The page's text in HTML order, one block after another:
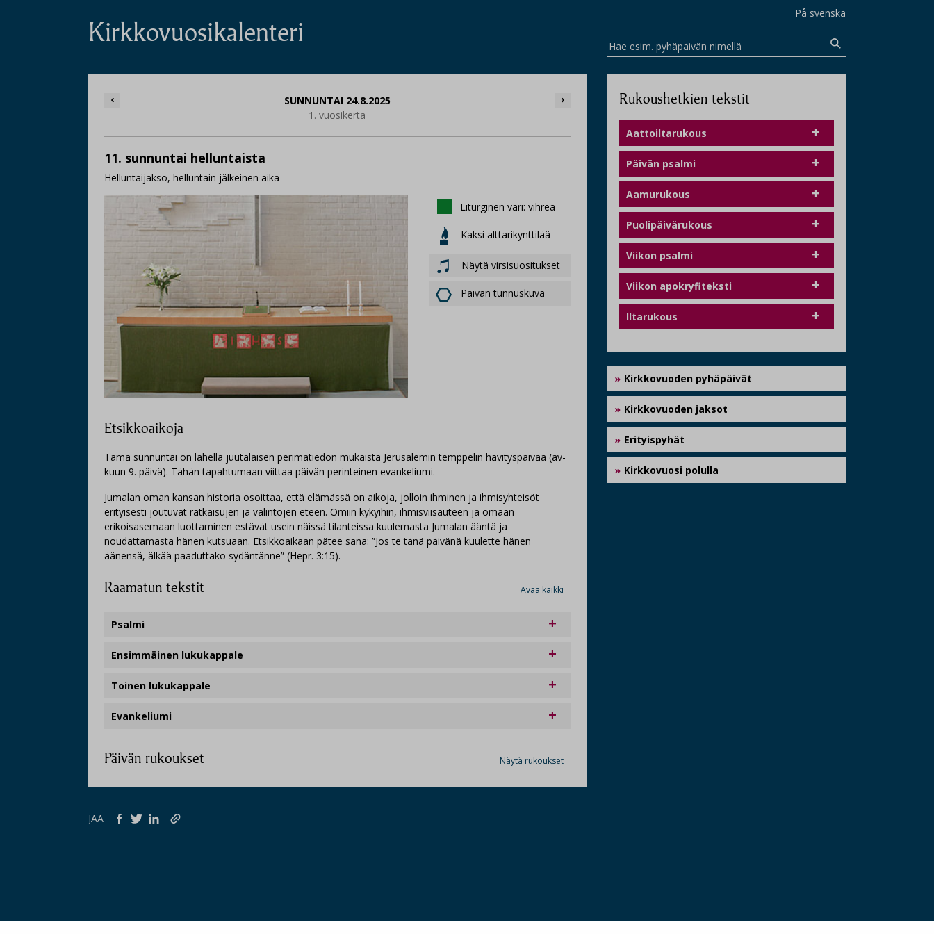
På svenska
Hae esim. pyhäpäivän nimellä
Kirkkovuosikalenteri
‹ SUNNUNTAI 24.8.2025
›
1. vuosikerta
11. sunnuntai helluntaista
Helluntaijakso, helluntain jälkeinen aika
Liturginen väri: vihreä
Kaksi alttarikynttilää
Näytä virsisuositukset
Päivän tunnuskuva
Etsikkoaikoja
Tämä sunnuntai on lähellä juutalaisen perimätiedon mukaista Jerusalemin temppelin hävityspäivää (av-
kuun 9. päivä). Tähän tapahtumaan viittaa päivän perinteinen evankeliumi.
Jumalan oman kansan historia osoittaa, että elämässä on aikoja, jolloin ihminen ja ihmisyhteisöt
erityisesti joutuvat ratkaisujen ja valintojen eteen. Omiin kykyihin, ihmisviisauteen ja omaan
erikoisasemaan luottaminen estävät usein näissä tilanteissa kuulemasta Jumalan ääntä ja
noudattamasta hänen kutsuaan. Etsikkoaikaan pätee sana: ”Jos te tänä päivänä kuulette hänen
äänensä, älkää paaduttako sydäntänne” (Hepr. 3:15).
Raamatun tekstit Avaa kaikki
Psalmi
Ensimmäinen lukukappale
Toinen lukukappale
Evankeliumi
Päivän rukoukset Näytä rukoukset
Rukoushetkien tekstit
Aattoiltarukous
Päivän psalmi
Aamurukous
Puolipäivärukous
Viikon psalmi
Viikon apokryfiteksti
Iltarukous
Kirkkovuoden pyhäpäivät
Kirkkovuoden jaksot
Erityispyhät
Kirkkovuosi polulla
JAA